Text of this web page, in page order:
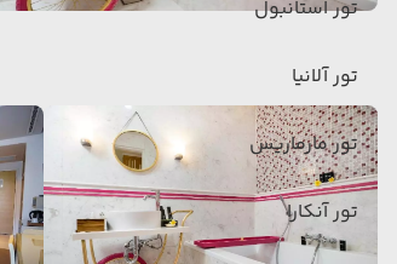
تور استانبول
تور آلانیا
تور مارماریس
تور آنکارا